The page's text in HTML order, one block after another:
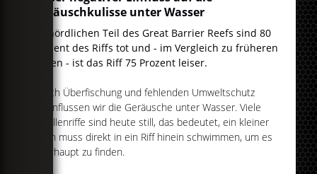
Geräuschkulisse unter Wasser
Im nördlichen Teil des Great Barrier Reefs sind 80
Prozent des Riffs tot und - im Vergleich zu früheren
Zeiten - ist das Riff 75 Prozent leiser.
Durch Überfischung und fehlenden Umweltschutz
beeinflussen wir die Geräusche unter Wasser. Viele
Korallenriffe sind heute still, das bedeutet, ein kleiner
Fisch muss direkt in ein Riff hinein schwimmen, um es
überhaupt zu finden.